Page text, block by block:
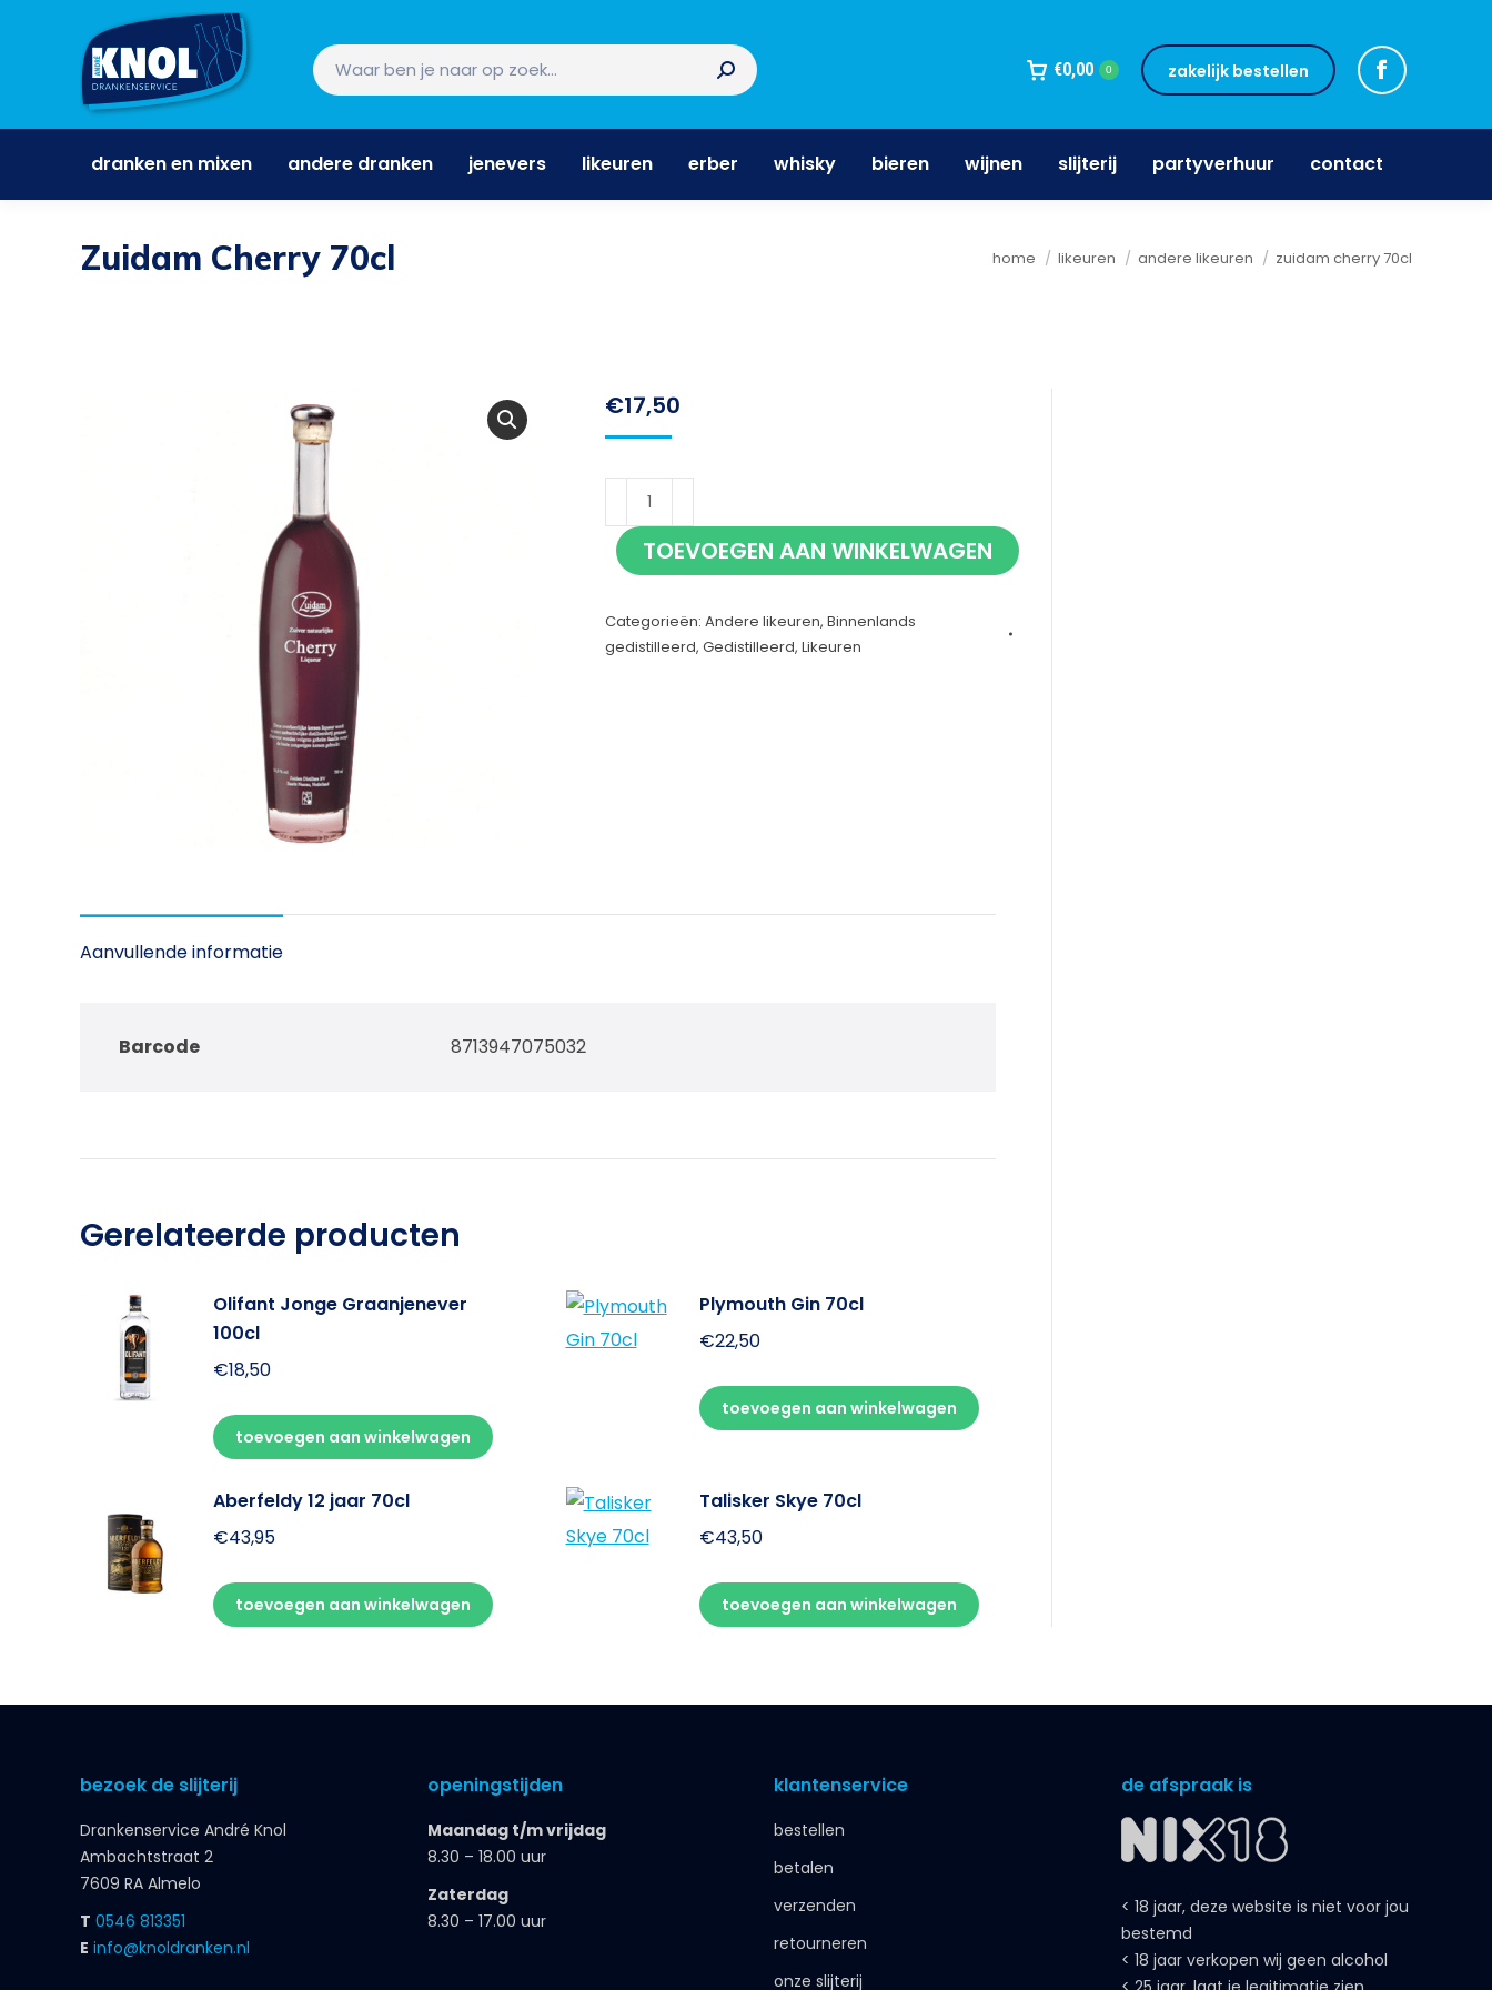
€0,00 0 zakelijk bestellen
dranken en mixen andere dranken jenevers likeuren erber whisky bieren wijnen slijterij partyverhuur contact
Zuidam Cherry 70cl Je bent hier:
home likeuren andere likeuren zuidam cherry 70cl
€17,50
Zuidam
Cherry
70cl
TOEVOEGEN AAN WINKELWAGEN
Categorieën: Andere likeuren, Binnenlands
gedistilleerd, Gedistilleerd, Likeuren
Aanvullende informatie
Barcode 8713947075032
Gerelateerde producten
Olifant Jonge Graanjenever
100cl
€18,50
toevoegen aan winkelwagen
Plymouth Gin 70cl
€22,50
toevoegen aan winkelwagen
Aberfeldy 12 jaar 70cl
€43,95
toevoegen aan winkelwagen
Talisker Skye 70cl
€43,50
toevoegen aan winkelwagen
bezoek de slijterij
Drankenservice André Knol
Ambachtstraat 2
7609 RA Almelo
T 0546 813351
E info@knoldranken.nl
openingstijden
Maandag t/m vrijdag
8.30 – 18.00 uur
Zaterdag
8.30 – 17.00 uur
klantenservice
bestellen
betalen
verzenden
retourneren
onze slijterij
de afspraak is
< 18 jaar, deze website is niet voor jou
bestemd
< 18 jaar verkopen wij geen alcohol
dranken en mixen